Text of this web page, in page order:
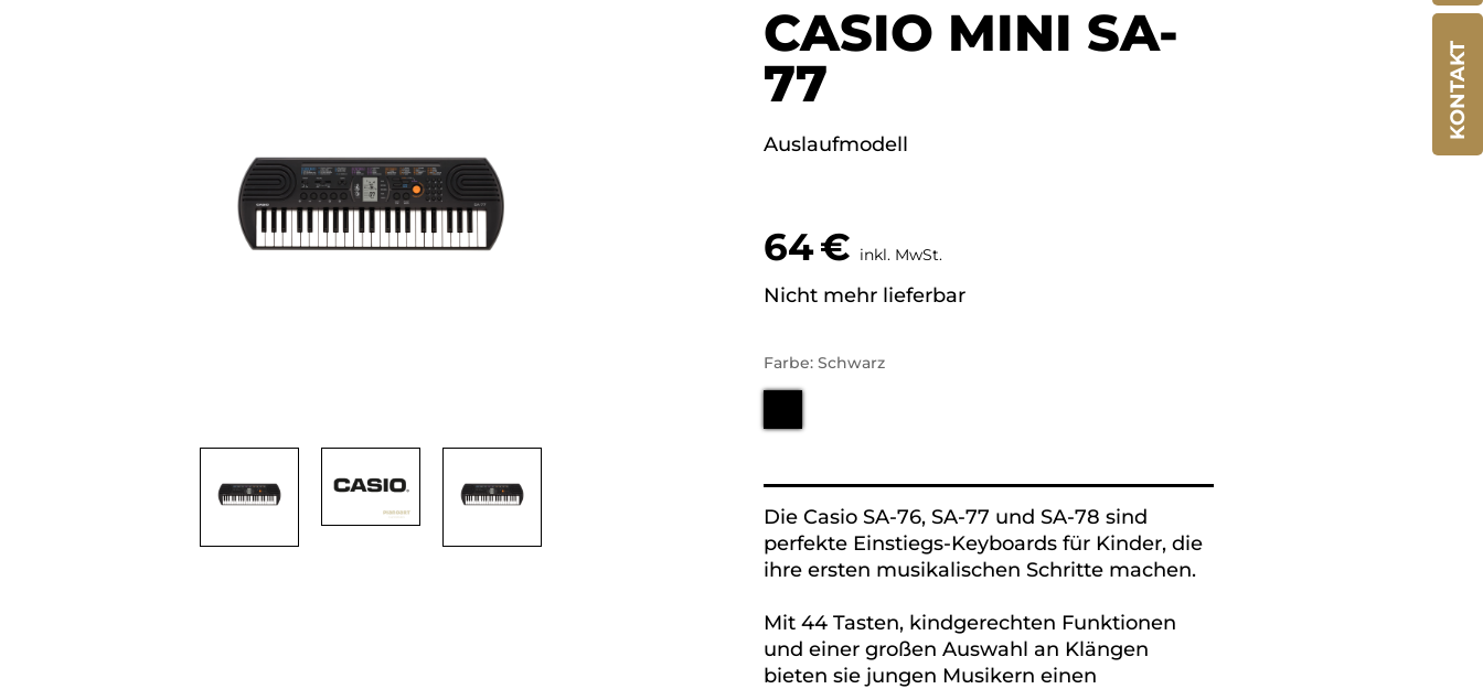
KONTAKT
CASIO MINI SA-
77
Auslaufmodell
64€ inkl. MwSt.
Nicht mehr lieferbar
Farbe: Schwarz
Die Casio SA-76, SA-77 und SA-78 sind
perfekte Einstiegs-Keyboards für Kinder, die
ihre ersten musikalischen Schritte machen.
Mit 44 Tasten, kindgerechten Funktionen
und einer großen Auswahl an Klängen
bieten sie jungen Musikern einen